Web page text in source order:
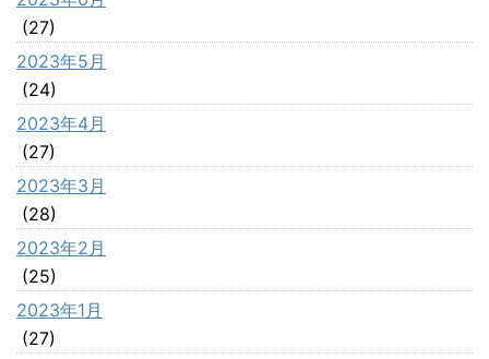
(27)
2023年5月
(24)
2023年4月
(27)
2023年3月
(28)
2023年2月
(25)
2023年1月
(27)